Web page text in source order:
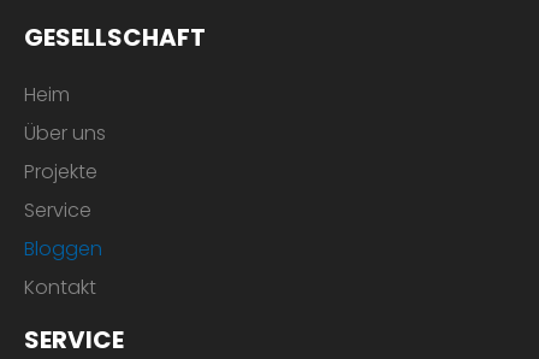
GESELLSCHAFT
Heim
Über uns
Projekte
Service
Bloggen
Kontakt
SERVICE